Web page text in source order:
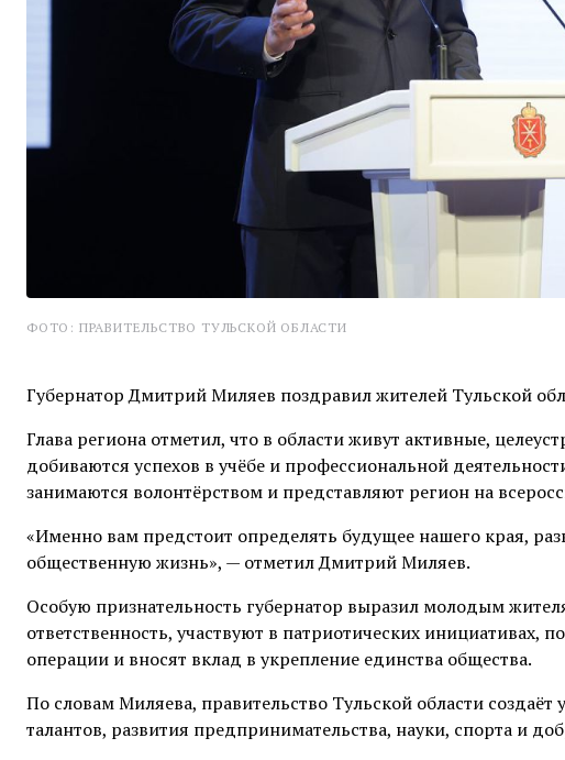
ФОТО: ПРАВИТЕЛЬСТВО ТУЛЬСКОЙ ОБЛАСТИ
Губернатор Дмитрий Миляев поздравил жителей Тульской
Глава региона отметил, что в области живут активные,
добиваются успехов в учёбе и профессиональной
занимаются волонтёрством и представляют регион на
«Именно вам предстоит определять будущее нашего края,
общественную жизнь», — отметил Дмитрий Миляев.
Особую признательность губернатор выразил молодым
ответственность, участвуют в патриотических
операции и вносят вклад в укрепление единства общества.
По словам Миляева, правительство Тульской области
талантов, развития предпринимательства, науки, спорта и